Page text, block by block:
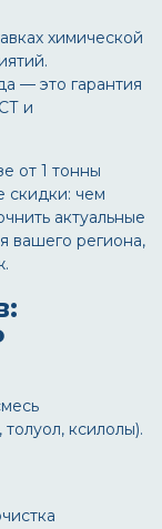
химической
— это гарантия
и
от 1 тонны
скидки: чем
актуальные
вашего региона,
ксилолы).